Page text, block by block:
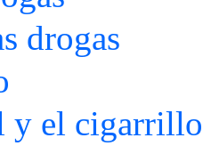
drogas
y el cigarrillo